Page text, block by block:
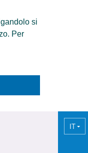
si
Per
IT